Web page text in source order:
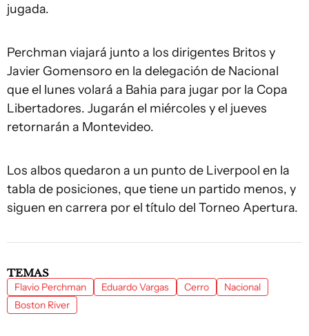
jugada.
Perchman viajará junto a los dirigentes Britos y
Javier Gomensoro en la delegación de Nacional
que el lunes volará a Bahia para jugar por la Copa
Libertadores. Jugarán el miércoles y el jueves
retornarán a Montevideo.
Los albos quedaron a un punto de Liverpool en la
tabla de posiciones, que tiene un partido menos, y
siguen en carrera por el título del Torneo Apertura.
TEMAS
Flavio Perchman Eduardo Vargas Cerro
Nacional
Boston River